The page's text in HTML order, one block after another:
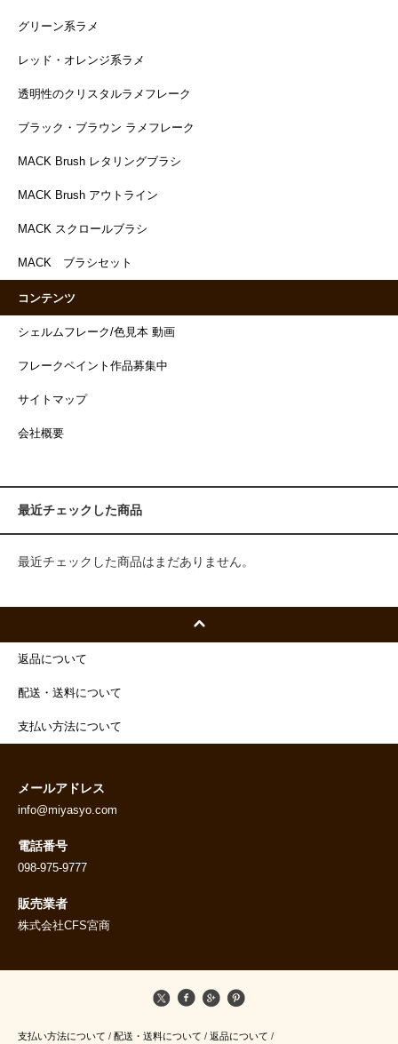
グリーン系ラメ
レッド・オレンジ系ラメ
透明性のクリスタルラメフレーク
ブラック・ブラウン ラメフレーク
MACK Brush レタリングブラシ
MACK Brush アウトライン
MACK スクロールブラシ
MACK ブラシセット
コンテンツ
シェルムフレーク/色見本 動画
フレークペイント作品募集中
サイトマップ
会社概要
最近チェックした商品
最近チェックした商品はまだありません。
返品について
配送・送料について
支払い方法について
メールアドレス
info@miyasyo.com
電話番号
098-975-9777
販売業者
株式会社CFS宮商
支払い方法について / 配送・送料について / 返品について /